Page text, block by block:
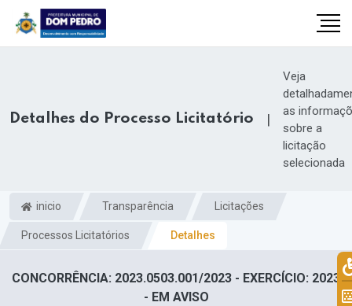
Detalhes do Processo Licitatório |
Veja
as
sobre a
licitação
selecionada
inicio Transparência Licitações
Processos Licitatórios Detalhes
CONCORRÊNCIA: 2023.0503.001/2023 - EXERCÍCIO: 2023
- EM AVISO